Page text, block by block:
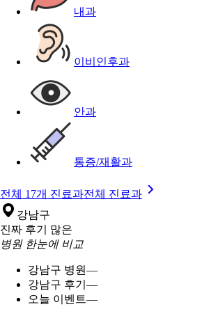
내과
이비인후과
안과
통증/재활과
전체 17개 진료과전체 진료과
강남구
진짜 후기 많은
병원 한눈에 비교
강남구 병원—
강남구 후기 —
오늘 이벤트—